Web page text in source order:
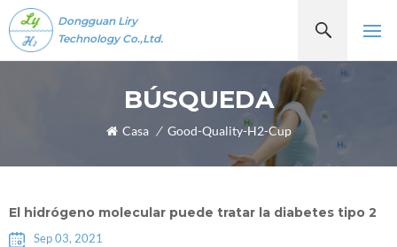
Dongguan Liry
Technology Co.,Ltd.
BÚSQUEDA
Casa / Good-Quality-H2-Cup
El hidrógeno molecular puede tratar la diabetes tipo 2
Sep 03, 2021